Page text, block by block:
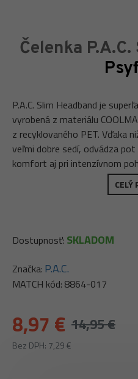
Čelenka
P.A.C. Slim Headband je
vyrobená z materiálu
z recyklovaného PET. Vďaka
veľmi dobre sedí, odvádza
komfort aj pri intenzívnom
CELÝ
8,97 € 14,95 €
Bez DPH: 7,29 €
Dostupnosť: SKLADOM
Značka: P.A.C.
MATCH kód: 8864-017